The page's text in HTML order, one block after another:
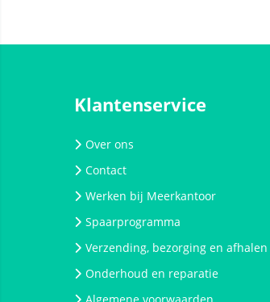
Klantenservice
Over ons
Contact
Werken bij Meerkantoor
Spaarprogramma
Verzending, bezorging en afhalen
Onderhoud en reparatie